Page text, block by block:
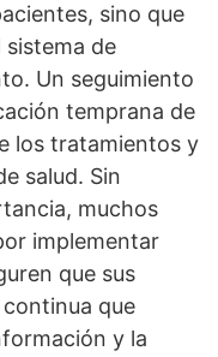
sino que
sistema de
Un seguimiento
temprana de
los tratamientos y
salud. Sin
muchos
implementar
que sus
que
y la